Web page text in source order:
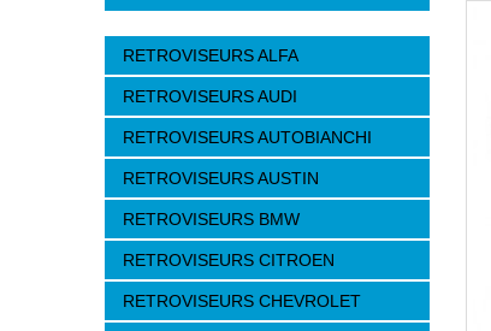
RETROVISEURS ALFA
RETROVISEURS AUDI
RETROVISEURS AUTOBIANCHI
RETROVISEURS AUSTIN
RETROVISEURS BMW
RETROVISEURS CITROEN
RETROVISEURS CHEVROLET